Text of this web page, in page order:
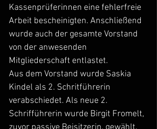
Kassenprüferinnen eine fehlerfreie
Arbeit bescheinigten. Anschließend
wurde auch der gesamte Vorstand
von der anwesenden
Mitgliederschaft entlastet.
Aus dem Vorstand wurde Saskia
Kindel als 2. Schritführerin
verabschiedet. Als neue 2.
Schrifführerin wurde Birgit Fromelt,